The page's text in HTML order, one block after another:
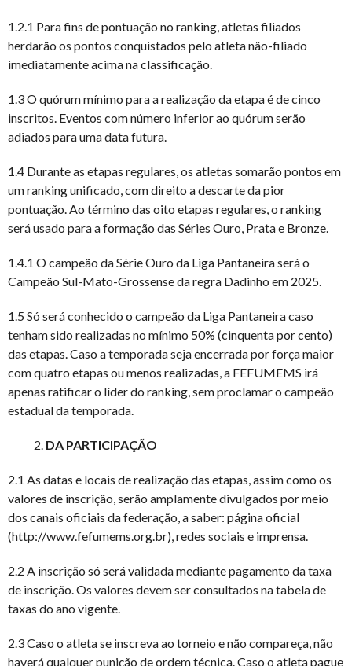
1.2.1 Para fins de pontuação no ranking, atletas filiados
herdarão os pontos conquistados pelo atleta não-filiado
imediatamente acima na classificação.
1.3 O quórum mínimo para a realização da etapa é de cinco
inscritos. Eventos com número inferior ao quórum serão
adiados para uma data futura.
1.4 Durante as etapas regulares, os atletas somarão pontos em
um ranking unificado, com direito a descarte da pior
pontuação. Ao término das oito etapas regulares, o ranking
será usado para a formação das Séries Ouro, Prata e Bronze.
1.4.1 O campeão da Série Ouro da Liga Pantaneira será o
Campeão Sul-Mato-Grossense da regra Dadinho em 2025.
1.5 Só será conhecido o campeão da Liga Pantaneira caso
tenham sido realizadas no mínimo 50% (cinquenta por cento)
das etapas. Caso a temporada seja encerrada por força maior
com quatro etapas ou menos realizadas, a FEFUMEMS irá
apenas ratificar o líder do ranking, sem proclamar o campeão
estadual da temporada.
DA PARTICIPAÇÃO
2.1 As datas e locais de realização das etapas, assim como os
valores de inscrição, serão amplamente divulgados por meio
dos canais oficiais da federação, a saber: página oficial
(http://www.fefumems.org.br), redes sociais e imprensa.
2.2 A inscrição só será validada mediante pagamento da taxa
de inscrição. Os valores devem ser consultados na tabela de
taxas do ano vigente.
2.3 Caso o atleta se inscreva ao torneio e não compareça, não
haverá qualquer punição de ordem técnica. Caso o atleta pague